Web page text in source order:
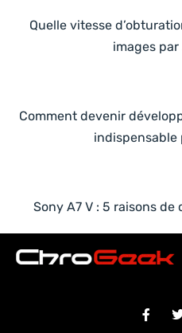
Quelle vitesse
images
Comment devenir
indispensable
Sony A7 V : 5 raisons